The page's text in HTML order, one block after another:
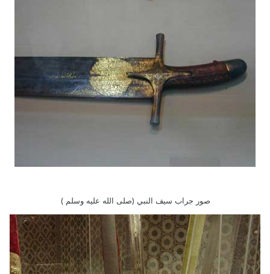
صور جراب سيف النبي (صلى الله عليه وسلم )